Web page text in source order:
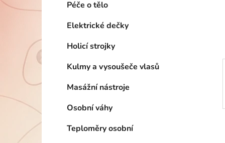
í
a
n
e
l
Péče o tělo
Elektrické dečky
Holicí strojky
Kulmy a vysoušeče vlasů
Masážní nástroje
Osobní váhy
Teploměry osobní